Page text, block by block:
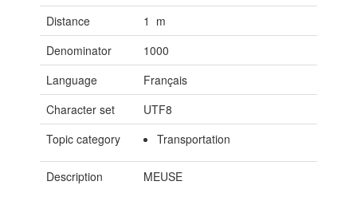
Distance
1 m
Denominator
1000
Language
Français
Character set
UTF8
Topic category
Transportation
Description MEUSE